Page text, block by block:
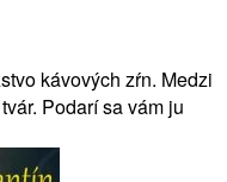
kávových zŕn. Medzi
Podarí sa vám ju